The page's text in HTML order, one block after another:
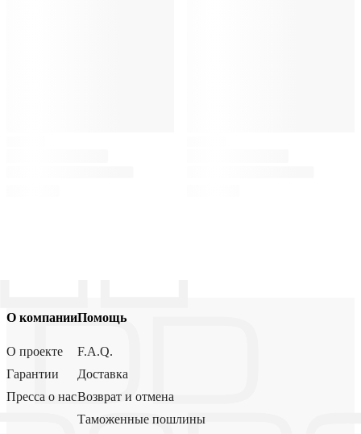
О компании
О проекте
Гарантии
Пресса о нас
Помощь
F.A.Q.
Доставка
Возврат и отмена
Таможенные пошлины